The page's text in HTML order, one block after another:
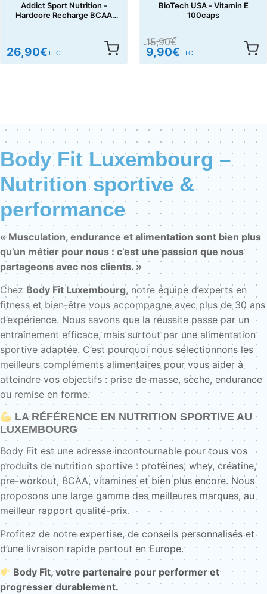
Addict Sport Nutrition -
Hardcore Recharge BCAA
26,90€TTC
BioTech USA - Vitamin E
100caps
15,90€
9,90€TTC
Body Fit Luxembourg –
Nutrition sportive &
performance
« Musculation, endurance et alimentation sont bien plus
qu’un métier pour nous : c’est une passion que nous
partageons avec nos clients. »
Chez Body Fit Luxembourg, notre équipe d’experts en
fitness et bien-être vous accompagne avec plus de 30 ans
d’expérience. Nous savons que la réussite passe par un
entraînement efficace, mais surtout par une alimentation
sportive adaptée. C’est pourquoi nous sélectionnons les
meilleurs compléments alimentaires pour vous aider à
atteindre vos objectifs : prise de masse, sèche, endurance
ou remise en forme.
LA RÉFÉRENCE EN NUTRITION SPORTIVE AU
LUXEMBOURG
Body Fit est une adresse incontournable pour tous vos
produits de nutrition sportive : protéines, whey, créatine,
pre-workout, BCAA, vitamines et bien plus encore. Nous
proposons une large gamme des meilleures marques, au
meilleur rapport qualité-prix.
Profitez de notre expertise, de conseils personnalisés et
d’une livraison rapide partout en Europe.
Body Fit, votre partenaire pour performer et
progresser durablement.